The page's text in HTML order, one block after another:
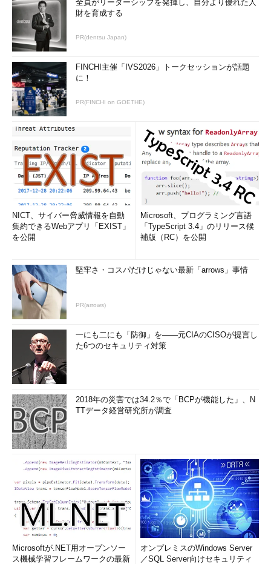
全員がリーダーシップを発揮し、自分より優れた人
財を育成する
PR(dentsu Japan)
FINCHI主催「IVS2026」トークセッションが話題
に！
PR(FINCHI on GOETHE)
NICT、サイバー脅威情報を自動
集約できるWebアプリ「EXIST」
を公開
Microsoft、プログラミング言語
「TypeScript 3.4」のリリース候
補版（RC）を公開
堅牢さ・コスパだけじゃない最新「arrows」事情
PR(arrows)
一にも二にも「防御」を――元CIAのCISOが提言し
た6つのセキュリティ対策
2018年の災害では34.2％で「BCPが機能した」、N
TTデータ経営研究所が調査
Microsoftが.NET用オープンソー
ス機械学習フレームワークの最新
オンプレミスのWindows Server
／SQL Server向けセキュリティ